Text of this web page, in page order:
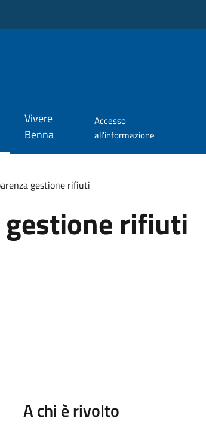
Vivere
Benna
Accesso
all'informazione
gestione rifiuti
gestione rifiuti
A chi è rivolto